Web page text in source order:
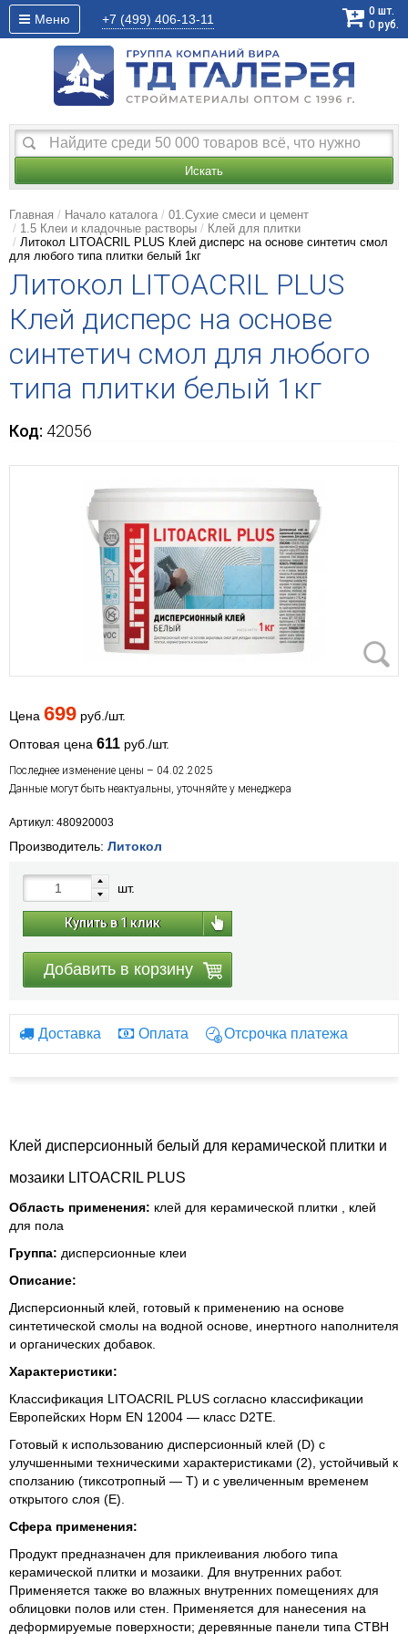
Меню +7 (499) 406-13-11
0 шт.
0 руб.
Искать
Главная Начало каталога
01.Сухие смеси и цемент
1.5 Клеи и кладочные растворы
Клей для плитки
Литокол LITOACRIL PLUS Клей дисперс на основе синтетич смол
для любого типа плитки белый 1кг
Литокол LITOACRIL PLUS
Клей дисперс на основе
синтетич смол для любого
типа плитки белый 1кг
Код: 42056
Цена 699 руб./шт.
Оптовая цена 611 руб./шт.
Последнее изменение цены – 04.02.2025
Данные могут быть неактуальны, уточняйте у менеджера
Артикул: 480920003
Производитель: Литокол
шт.
Купить в 1 клик
Добавить в корзину
Доставка Оплата Отсрочка платежа
Клей дисперсионный белый для керамической плитки и
мозаики LITOACRIL PLUS
Область применения: клей для керамической плитки , клей
для пола
Группа: дисперсионные клеи
Описание:
Дисперсионный клей, готовый к применению на основе
синтетической смолы на водной основе, инертного наполнителя
и органических добавок.
Характеристики:
Классификация LITOACRIL PLUS согласно классификации
Европейских Норм EN 12004 — класс D2TE.
Готовый к использованию дисперсионный клей (D) с
улучшенными техническими характеристиками (2), устойчивый к
сползанию (тиксотропный — Т) и с увеличенным временем
открытого слоя (Е).
Сфера применения:
Продукт предназначен для приклеивания любого типа
керамической плитки и мозаики. Для внутренних работ.
Применяется также во влажных внутренних помещениях для
облицовки полов или стен. Применяется для нанесения на
деформируемые поверхности; деревянные панели типа CTBH